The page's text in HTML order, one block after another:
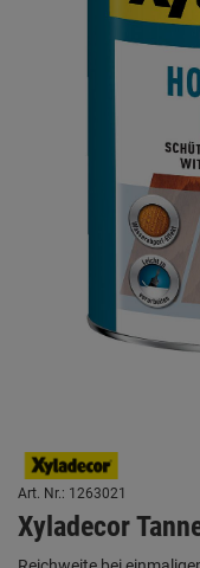
Art. Nr.: 1263021
Xyladecor